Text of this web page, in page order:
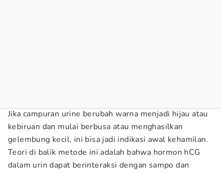
Jika campuran urine berubah warna menjadi hijau atau
kebiruan dan mulai berbusa atau menghasilkan
gelembung kecil, ini bisa jadi indikasi awal kehamilan.
Teori di balik metode ini adalah bahwa hormon hCG
dalam urin dapat berinteraksi dengan sampo dan